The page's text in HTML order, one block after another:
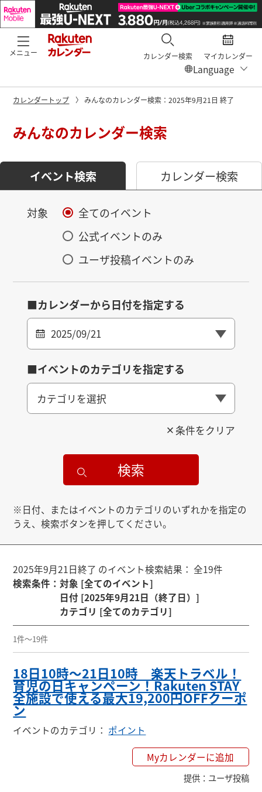
メニュー カレンダー検索 マイカレンダー
カレンダートップ みんなのカレンダー検索：2025年9月21日 終了
みんなのカレンダー検索
イベント検索 カレンダー検索
対象
全てのイベント
公式イベントのみ
ユーザ投稿イベントのみ
■カレンダーから日付を指定する
2025/09/21
■イベントのカテゴリを指定する
カテゴリを選択
条件をクリア
検索
※日付、またはイベントのカテゴリのいずれかを指定の
うえ、検索ボタンを押してください。
2025年9月21日終了 のイベント検索結果： 全19件
検索条件 ：対象 [全てのイベント]
日付 [2025年9月21日（終了日）]
カテゴリ [全てのカテゴリ]
1件～19件
18日10時〜21日10時 楽天トラベル！
育児の日キャンペーン！Rakuten STAY
全施設で使える最大19,200円OFFクーポ
ン
イベントのカテゴリ ： ポイント
Myカレンダーに追加
提供： ユーザ投稿